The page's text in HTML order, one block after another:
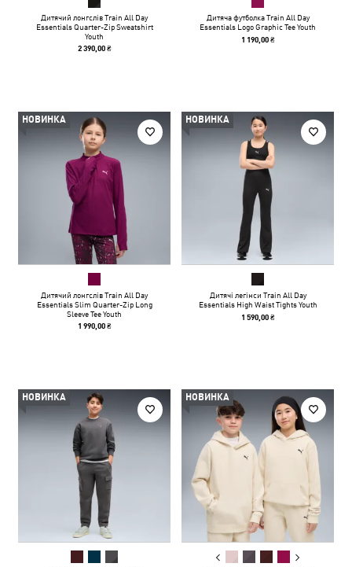
Дитячий лонгслів Train All Day
Essentials Quarter-Zip Sweatshirt
Youth
2 390,00 ₴
Дитяча футболка Train All Day
Essentials Logo Graphic Tee Youth
1 190,00 ₴
НОВИНКА
Дитячий лонгслів Train All Day
Essentials Slim Quarter-Zip Long
Sleeve Tee Youth
1 990,00 ₴
НОВИНКА
Дитячі легінси Train All Day
Essentials High Waist Tights Youth
1 590,00 ₴
НОВИНКА НОВИНКА